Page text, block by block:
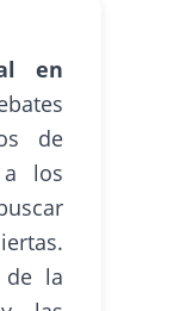
en
de
a los
de la